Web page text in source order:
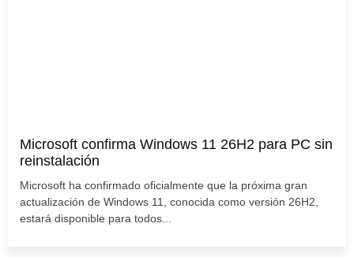
Microsoft confirma Windows 11 26H2 para PC sin
reinstalación
Microsoft ha confirmado oficialmente que la próxima gran
actualización de Windows 11, conocida como versión 26H2,
estará disponible para todos...